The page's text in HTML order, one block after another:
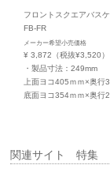
フロントスクエアバス
FB-FR
メーカー希望小売価格
¥ 3,872（税抜¥3,520）
・製品寸法：249mm
上面ヨコ405ｍｍ×奥行
底面ヨコ354ｍｍ×奥行
関連サイト 特集